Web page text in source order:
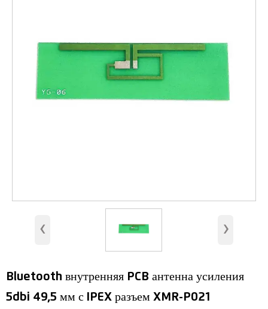
Антенны LTE
Антенны GSM/UMTS
Антенны базовых станций
Антенна безопасности
Антенна VHF, UHF
RF-коннектор
‹ ›
Bluetooth внутренняя PCB антенна усиления
5dbi 49,5 мм с IPEX разъем XMR-P021